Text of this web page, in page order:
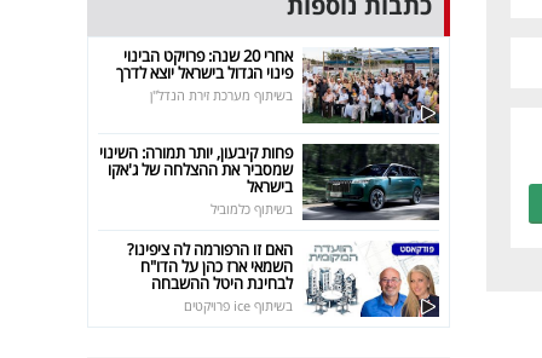
אחרי 20 שנה: פרויקט הבינוי
פינוי הגדול בישראל יוצא לדרך
בשיתוף מערכת זירת הנדל"ן
פחות קיבעון, יותר תמורה: השינוי
שמסביר את ההצלחה של ג'אקו
בישראל
בשיתוף כלמוביל
האם זו הרפורמה לה ציפינו?
השמאי ארז כהן על הדו"ח
לבחינת היטל ההשבחה
בשיתוף ice פרויקטים